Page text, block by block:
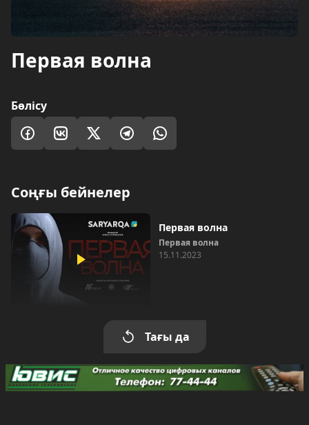
Первая волна
Бөлісу
Соңғы бейнелер
Первая волна
Первая волна
15.11.2023
Тағы да